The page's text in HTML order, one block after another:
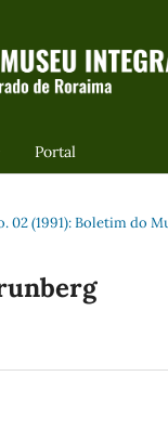
Portal
02 (1991): Boletim do